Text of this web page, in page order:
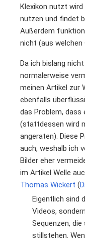
Klexikon nutzt
nutzen und findet
Außerdem
nicht (aus welchen
Da ich bislang
normalerweise
meinen Artikel zur
ebenfalls
das Problem,
(stattdessen wird
angeraten). Diese
auch, weshalb ich
Bilder eher
im Artikel Welle
Thomas Wickert (
Eigentlich sind
Videos,
Sequenzen,
stillstehen.